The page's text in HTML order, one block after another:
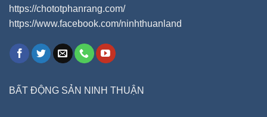
https://chototphanrang.com/
https://www.facebook.com/ninhthuanland
BẤT ĐỘNG SẢN NINH THUẬN